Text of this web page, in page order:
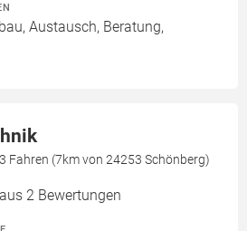
Austausch, Beratung,
Fahren (7km von 24253 Schönberg)
2 Bewertungen